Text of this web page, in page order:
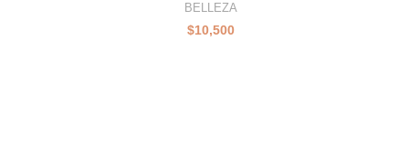
BELLEZA
$10,500